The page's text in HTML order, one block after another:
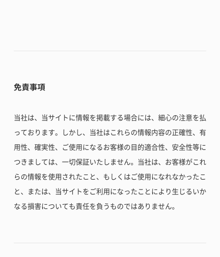
免責事項
当社は、当サイトに情報を掲載する場合には、細心の注意を払
っております。しかし、当社はこれらの情報内容の正確性、有
用性、確実性、ご使用になるお客様の目的適合性、安全性等に
つきましては、一切保証いたしません。当社は、お客様がこれ
らの情報を使用されたこと、もしくはご使用になれなかったこ
と、または、当サイトをご利用になったことにより生じるいか
なる損害についても責任を負うものではありません。